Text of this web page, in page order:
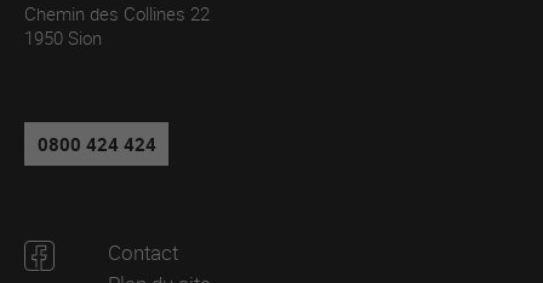
Chemin des Collines 22
1950 Sion
0800 424 424
Contact